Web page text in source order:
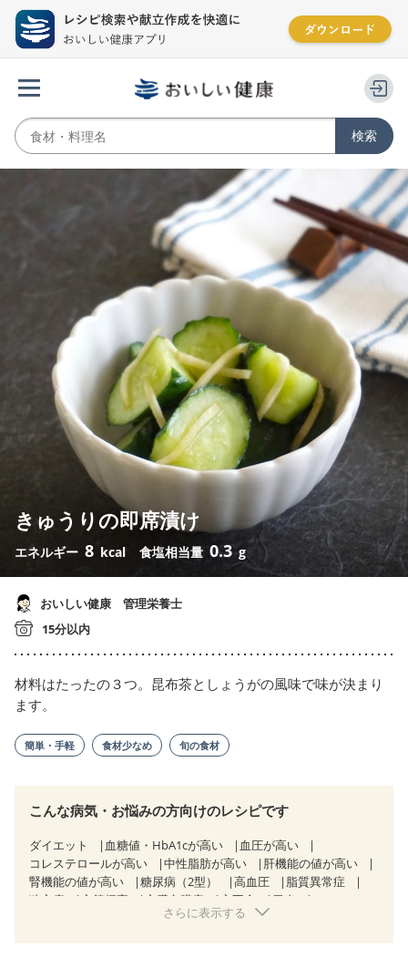
きゅうりの即席漬け
エネルギー 8 kcal 食塩相当量 0.3 g
おいしい健康 管理栄養士
15分以内
材料はたったの３つ。昆布茶としょうがの風味で味が決まり
ます。
簡単・手軽 食材少なめ 旬の食材
こんな病気・お悩みの方向けのレシピです
ダイエット 血糖値・HbA1cが高い
血圧が高い
コレステロールが高い
中性脂肪が高い
肝機能の値が高い
腎機能の値が高い
糖尿病（2型） 高血圧
脂質異常症
狭心症
心筋梗塞 心臓弁膜症 心不全
胃炎
逆流性食道炎
胆石症
さらに表示する